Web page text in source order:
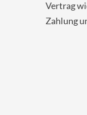
Vertrag
Zahlung